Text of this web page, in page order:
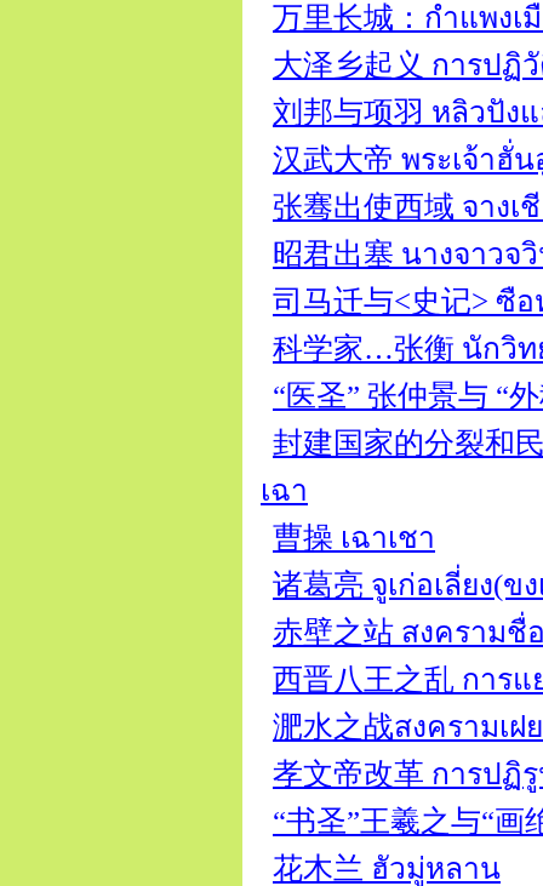
万里长城：กำแพงเ
大泽乡起义 การปฏิ
刘邦与项羽 หลิวปัง
汉武大帝 พระเจ้าฮั่
张骞出使西域 จาง
昭君出塞 นางจาวจ
司马迁与<史记> ซื
科学家…张衡 นักวิท
“医圣” 张仲景与 “
封建国家的分裂和
เฉา
曹操 เฉาเชา
诸葛亮 จูเก่อเลี่ยง(ขง
赤壁之站 สงครามชื่
西晋八王之乱 การ
淝水之战สงครามเฝ
孝文帝改革 การปฏิ
“书圣”王羲之与“
花木兰 ฮัวมู่หลาน